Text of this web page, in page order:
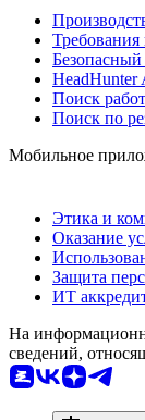
HeadHunter
Поиск
Поиск по
Мобильное
Этика и
Оказание
Защита
ИТ
На
сведений,